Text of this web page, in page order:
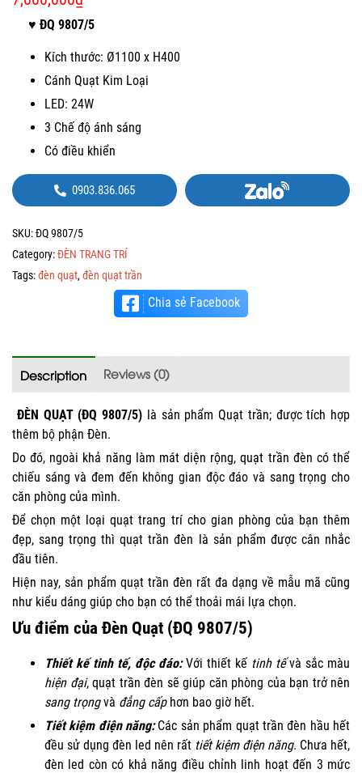
♥ ĐQ 9807/5
Kích thước: Ø1100 x H400
Cánh Quạt Kim Loại
LED: 24W
3 Chế độ ánh sáng
Có điều khiển
0903.836.065
SKU:ĐQ 9807/5
Category:ĐÈN TRANG TRÍ
Tags:đèn quạt, đèn quạt trần
Chia sẻ Facebook
Description Reviews (0)
ĐÈN QUẠT (ĐQ 9807/5) là sản phẩm Quạt trần; được tích hợp
thêm bộ phận Đèn.
Do đó, ngoài khả năng làm mát diện rộng, quạt trần đèn có thể
chiếu sáng và đem đến không gian độc đáo và sang trọng cho
căn phòng của mình.
Để chọn một loại quạt trang trí cho gian phòng của bạn thêm
đẹp, sang trọng thì quạt trần đèn là sản phẩm được cân nhắc
đầu tiên.
Hiện nay, sản phẩm quạt trần đèn rất đa dạng về mẫu mã cũng
như kiểu dáng giúp cho bạn có thể thoải mái lựa chọn.
Ưu điểm của Đèn Quạt (ĐQ 9807/5)
Thiết kế tinh tế, độc đáo:Với thiết kế tinh tếvà sắc màu
hiện đại, quạt trần đèn sẽ giúp căn phòng của bạn trở nên
sang trọngvà đẳng cấphơn bao giờ hết.
Tiết kiệm điện năng:Các sản phẩm quạt trần đèn hầu hết
đều sử dụng đèn led nên rất tiết kiệm điện năng. Chưa hết,
đèn led còn có khả năng điều chỉnh linh hoạt đến 3 mức